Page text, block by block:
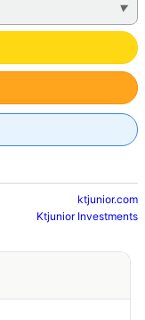
ktjunior.com
Ktjunior Investments